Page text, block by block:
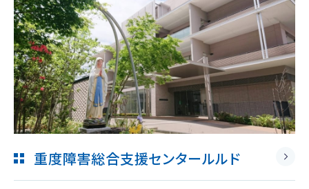
重度障害総合支援センタールルド